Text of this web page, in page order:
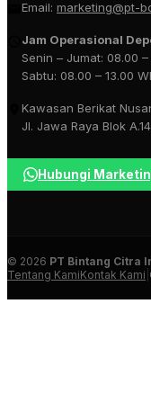
Email: marketing@pt-
Jam Operasional
Senin – Jumat: 08.00 –
Sabtu: 08.00 – 13.00
Kawasan Berikat
Jl. Jawa Raya Blok
Hubungi
© 2026 PT Bintang Citra
Tentang KamiKontak Kami